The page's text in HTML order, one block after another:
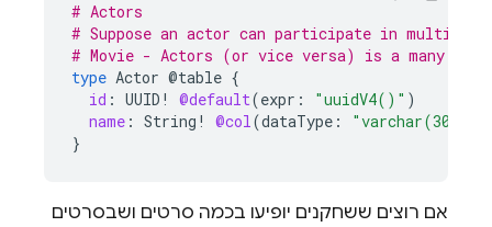
# Actors
# Suppose an actor can participate in multiple
# Movie - Actors (or vice versa) is a many to
type Actor @table {
id : UUID ! @default(expr : "uuidV4()" )
name : String ! @col(dataType : "varchar(30)"
}
אם רוצים ששחקנים יופיעו בכמה סרטים ושבסרטים